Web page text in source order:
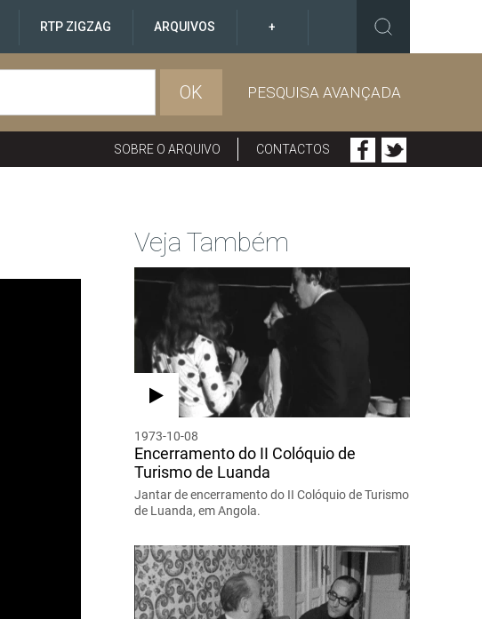
RTP ZIGZAG ARQUIVOS +
OK PESQUISA AVANÇADA
SOBRE O ARQUIVO CONTACTOS
Veja Também
1973-10-08
Encerramento do II Colóquio de
Turismo de Luanda
Jantar de encerramento do II Colóquio de Turismo
de Luanda, em Angola.